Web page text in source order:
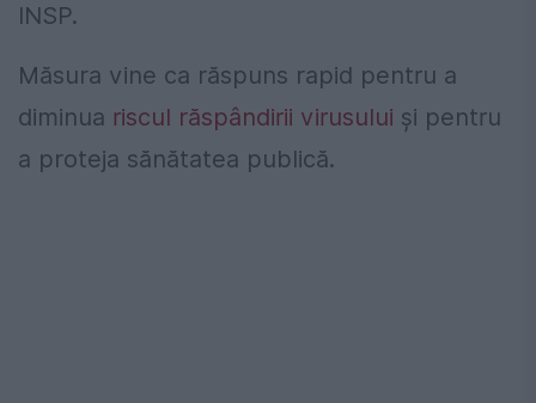
INSP.
Măsura vine ca răspuns rapid pentru a
diminua riscul răspândirii virusului și pentru
a proteja sănătatea publică.